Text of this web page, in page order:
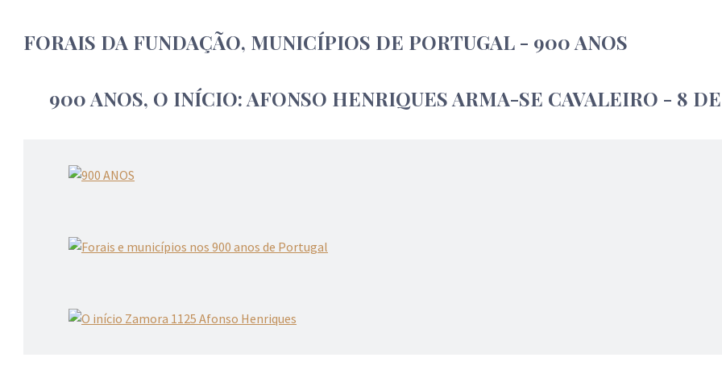
FORAIS DA FUNDAÇÃO, MUNICÍPIOS DE PORTUGAL - 900 ANOS
900 ANOS, O INÍCIO: AFONSO HENRIQUES ARMA-SE CAVALEIRO - 8